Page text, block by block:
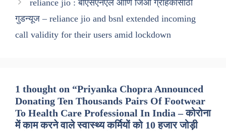
reliance jio : बीएसएनएल आणि जिओ ग्राहकांसाठी
गुडन्यूज – reliance jio and bsnl extended incoming
call validity for their users amid lockdown
1 thought on “Priyanka Chopra Announced
Donating Ten Thousands Pairs Of Footwear
To Health Care Professional In India – कोरोना
में काम करने वाले स्वास्थ्य कर्मियों को 10 हजार जोड़ी